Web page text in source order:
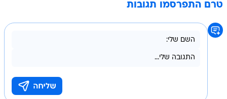
טרם התפרסמו תגובות